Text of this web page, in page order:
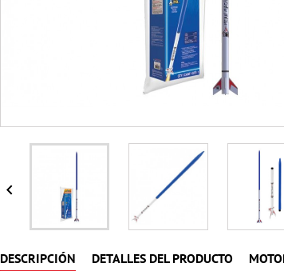

DESCRIPCIÓN DETALLES DEL PRODUCTO